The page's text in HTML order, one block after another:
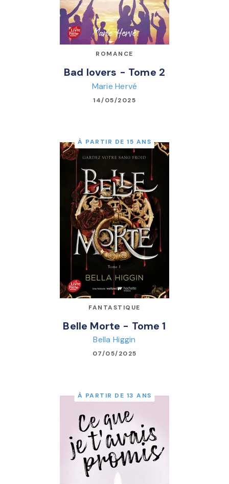
ROMANCE
Bad lovers - Tome 2
Marie Hervé
14/05/2025
À PARTIR DE 15 ANS
FANTASTIQUE
Belle Morte - Tome 1
Bella Higgin
07/05/2025
À PARTIR DE 13 ANS